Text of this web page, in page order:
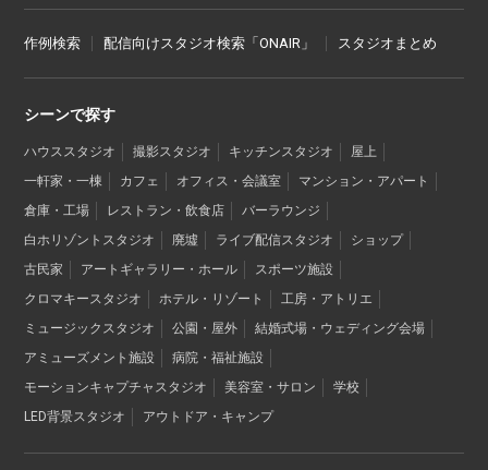
作例検索 配信向けスタジオ検索「ONAIR」 スタジオまとめ
シーンで探す
ハウススタジオ 撮影スタジオ キッチンスタジオ
屋上
一軒家・一棟
カフェ オフィス・会議室
マンション・アパート
倉庫・工場
レストラン・飲食店
バーラウンジ
白ホリゾントスタジオ
廃墟 ライブ配信スタジオ
ショップ
古民家
アートギャラリー・ホール
スポーツ施設
クロマキースタジオ
ホテル・リゾート
工房・アトリエ
ミュージックスタジオ
公園・屋外
結婚式場・ウェディング会場
アミューズメント施設
病院・福祉施設
モーションキャプチャスタジオ
美容室・サロン
学校
LED背景スタジオ
アウトドア・キャンプ